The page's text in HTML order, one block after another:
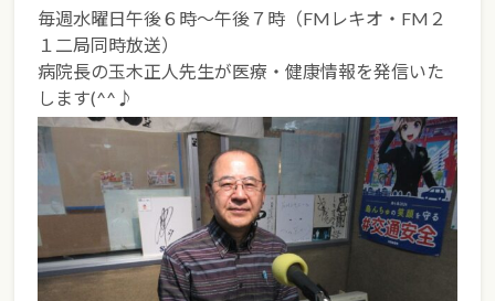
毎週水曜日午後６時～午後７時（FMレキオ・FM２
１二局同時放送）
病院長の玉木正人先生が医療・健康情報を発信いた
します(^^♪